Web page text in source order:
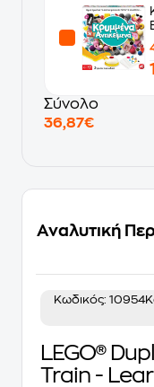
Σύνολο
36,87€
Αναλυτική
Κωδικός: 10954
LEGO®
Train -